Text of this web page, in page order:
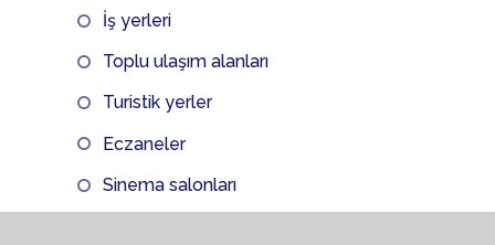
İş yerleri
Toplu ulaşım alanları
Turistik yerler
Eczaneler
Sinema salonları